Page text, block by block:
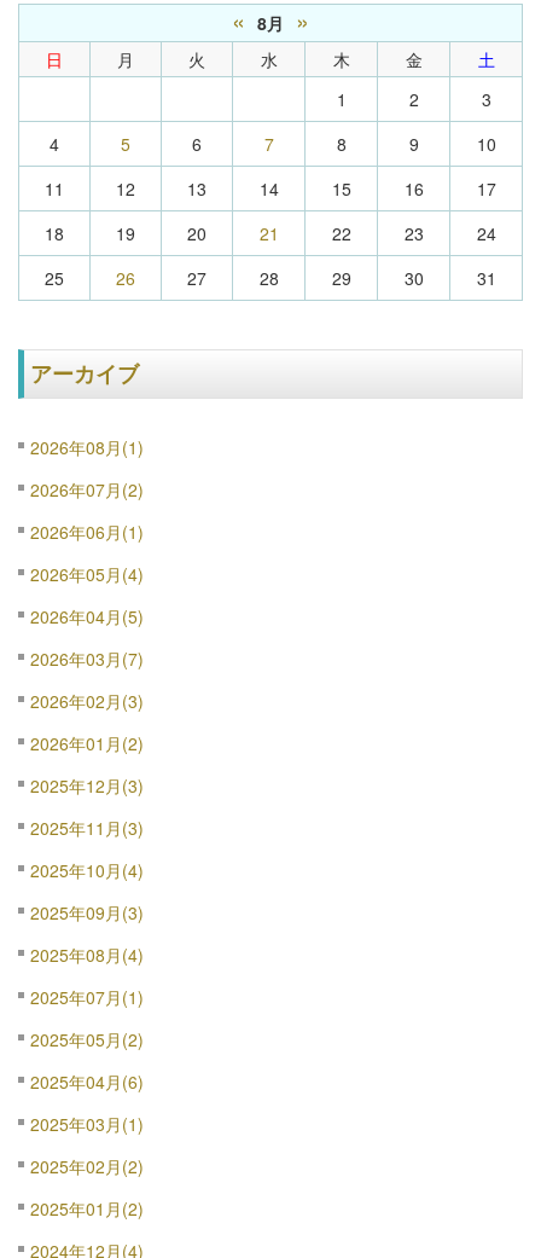
« 8月 »
日 月 火 水 木 金
土
1
2
3
4
5 6 7 8 9
10
11
12 13 14 15 16
17
18
19 20 21 22 23
24
25
26 27 28 29 30 31
アーカイブ
2026年08月(1)
2026年07月(2)
2026年06月(1)
2026年05月(4)
2026年04月(5)
2026年03月(7)
2026年02月(3)
2026年01月(2)
2025年12月(3)
2025年11月(3)
2025年10月(4)
2025年09月(3)
2025年08月(4)
2025年07月(1)
2025年05月(2)
2025年04月(6)
2025年03月(1)
2025年02月(2)
2025年01月(2)
2024年12月(4)